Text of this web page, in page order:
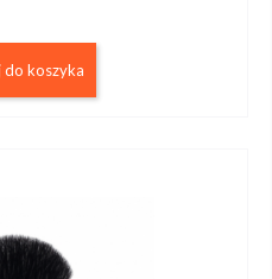
do koszyka